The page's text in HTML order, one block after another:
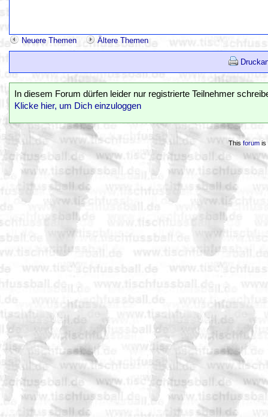
Neuere Themen Ältere Themen
In diesem Forum dürfen leider nur registrierte Teilnehmer
Klicke hier, um Dich einzuloggen
This forumis